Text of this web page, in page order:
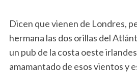
Dicen que vienen de Londres,
hermana las dos orillas del
un pub de la costa oeste
amamantado de esos vientos y